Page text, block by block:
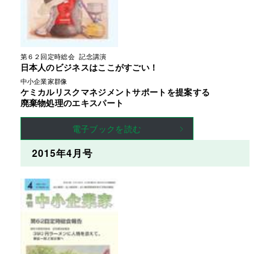
第６２回定時総会 記念講演
日本人のビジネスはここがすごい！
中小企業家群像
ケミカルリスクマネジメントサポートを提案する
廃棄物処理のエキスパート
電子ブックを読む
2015年4月号